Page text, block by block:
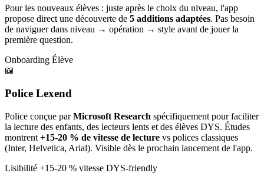
Pour les nouveaux élèves : juste après le choix du niveau, l'app
propose direct une découverte de 5 additions adaptées. Pas besoin
de naviguer dans niveau → opération → style avant de jouer la
première question.
Onboarding Élève
📖
Police Lexend
Police conçue parMicrosoft Research spécifiquement pour faciliter
la lecture des enfants, des lecteurs lents et des élèves DYS. Études
montrent +15-20 % de vitesse de lecture vs polices classiques
(Inter, Helvetica, Arial). Visible dès le prochain lancement de l'app.
Lisibilité +15-20 % vitesse DYS-friendly